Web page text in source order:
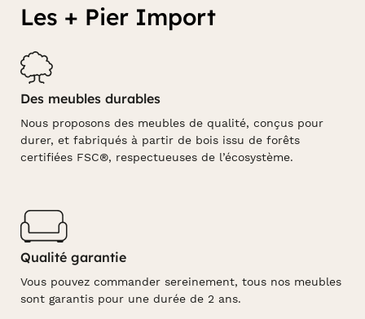
Les + Pier Import
Des meubles durables
Nous proposons des meubles de qualité, conçus pour
durer, et fabriqués à partir de bois issu de forêts
certifiées FSC®, respectueuses de l’écosystème.
Qualité garantie
Vous pouvez commander sereinement, tous nos meubles
sont garantis pour une durée de 2 ans.